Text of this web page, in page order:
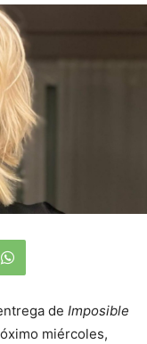
de Imposible
miércoles,